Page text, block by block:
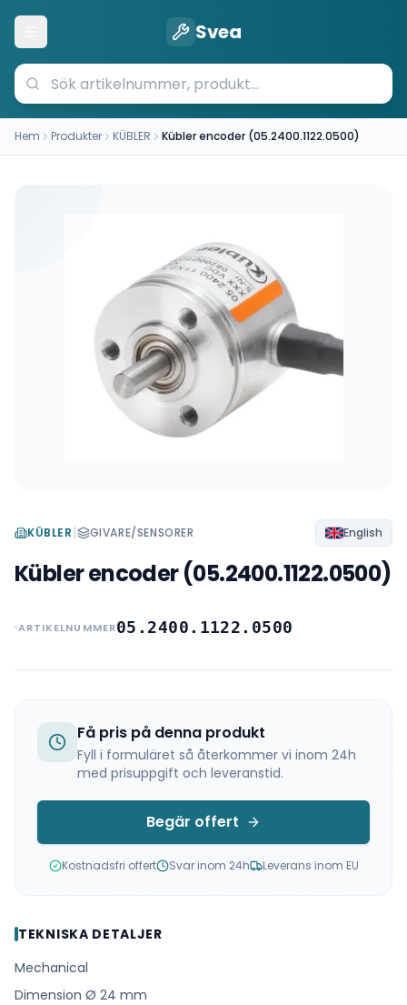
Öppna meny Svea
Hem Produkter KÜBLER Kübler encoder (05.2400.1122.0500)
KÜBLER | GIVARE/SENSORER English
Kübler encoder (05.2400.1122.0500)
ARTIKELNUMMER05.2400.1122.0500
Få pris på denna produkt
Fyll i formuläret så återkommer vi inom 24h
med prisuppgift och leveranstid.
Begär offert
Kostnadsfri offert Svar inom 24h Leverans inom EU
TEKNISKA DETALJER
Mechanical
Dimension Ø 24 mm